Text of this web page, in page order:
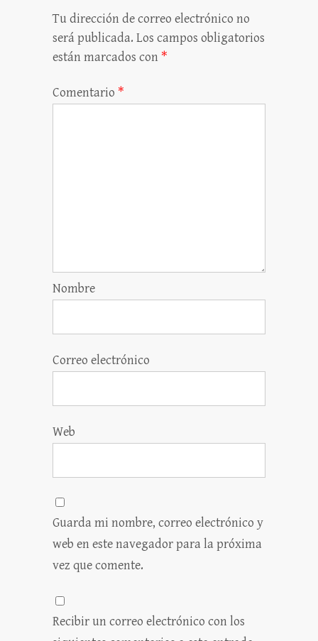
Tu dirección de correo electrónico no
será publicada. Los campos obligatorios
están marcados con *
Comentario *
Nombre
Correo electrónico
Web
Guarda mi nombre, correo electrónico y
web en este navegador para la próxima
vez que comente.
Recibir un correo electrónico con los